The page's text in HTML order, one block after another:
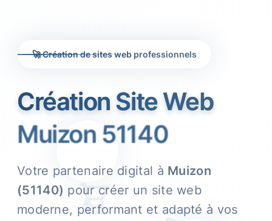
🚀 Création de sites web professionnels
Création Site Web
Muizon 51140
Votre partenaire digital à Muizon
(51140) pour créer un site web
moderne, performant et adapté à vos